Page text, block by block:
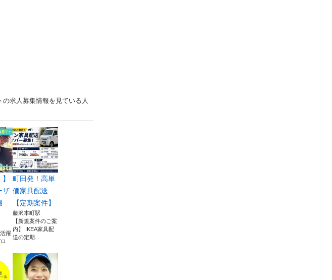
求人募集情報を見ている人
ザ
躍
町田発！高単
価家具配送
【定期案件】
藤沢本町駅
【新規案件のご案
内】 IKEA家具配
送の定期...